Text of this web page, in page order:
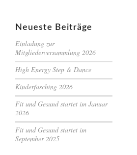
Neueste Beiträge
Einladung zur
Mitgliederversammlung 2026
High Energy Step & Dance
Kinderfasching 2026
Fit und Gesund startet im Januar
2026
Fit und Gesund startet im
September 2025